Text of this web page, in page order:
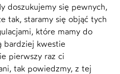
doszukujemy się pewnych,
tak, staramy się objąć tych
które mamy do
bardziej kwestie
pierwszy raz ci
tak powiedzmy, z tej